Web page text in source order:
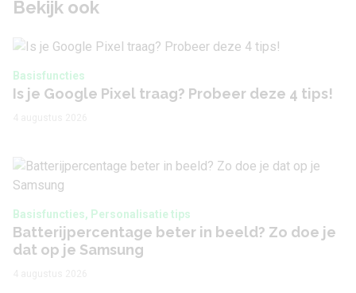
Bekijk ook
Basisfuncties
Is je Google Pixel traag? Probeer deze 4 tips!
Basisfuncties, Personalisatie tips
Batterijpercentage beter in beeld? Zo doe je
dat op je Samsung